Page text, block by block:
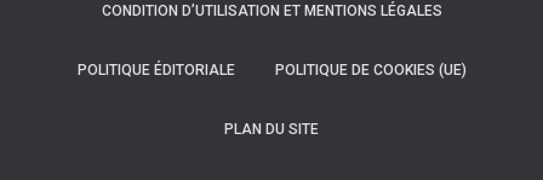
CONDITION D’UTILISATION ET MENTIONS LÉGALES
POLITIQUE ÉDITORIALE POLITIQUE DE COOKIES (UE)
PLAN DU SITE